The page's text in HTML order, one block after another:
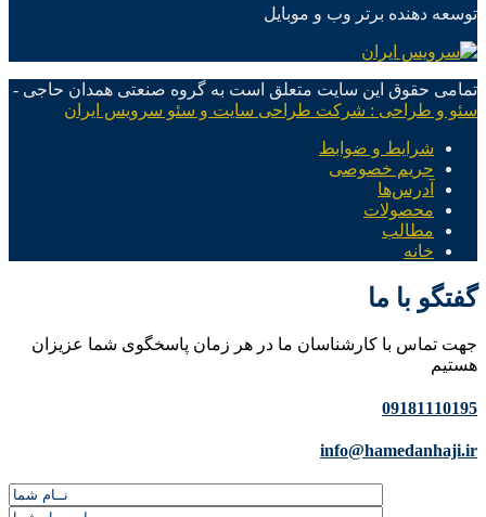
توسعه دهنده برتر وب و موبایل
تمامی حقوق این سایت متعلق است به گروه صنعتی همدان حاجی -
سئو و طراحی : شرکت طراحی سایت و سئو سرویس ایران
شرایط و ضوابط
حریم خصوصی
آدرس‌ها
محصولات
مطالب
خانه
گفتگو با ما
جهت تماس با کارشناسان ما در هر زمان پاسخگوی شما عزیزان
هستیم
09181110195
info@hamedanhaji.ir